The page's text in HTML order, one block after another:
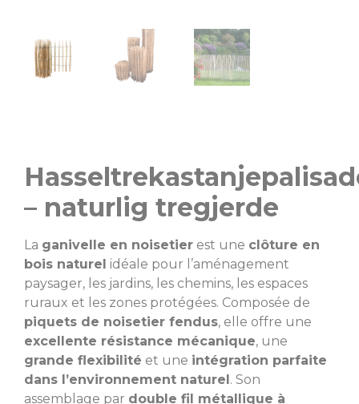
– naturlig tregjerde
La ganivelle en noisetier est une clôture en
bois naturel idéale pour l’aménagement
paysager, les jardins, les chemins, les espaces
ruraux et les zones protégées. Composée de
piquets de noisetier fendus, elle offre une
excellente résistance mécanique, une
grande flexibilité et une intégration parfaite
dans l’environnement naturel. Son
assemblage par double fil métallique à